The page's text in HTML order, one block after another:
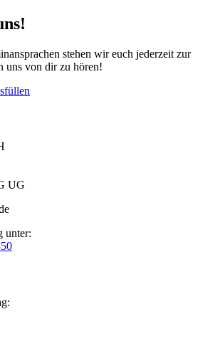
stehen wir euch jederzeit zur
uns von dir zu hören!
UG
unter: